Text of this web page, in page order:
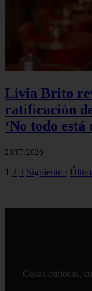
Livia Brito
ratificación
‘No todo está
23/07/2026
1 2 3 Siguiente ›
Cosas curiosas,